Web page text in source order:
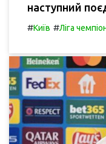
наступний
#Київ #Ліга